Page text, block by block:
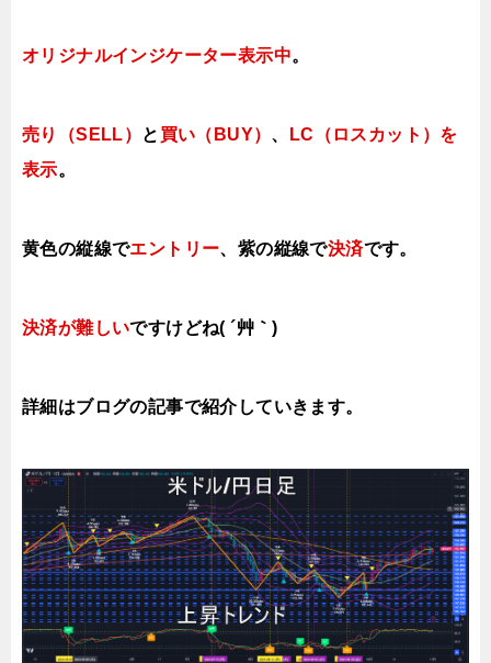
オリジナルインジケーター表示中。
売り（SELL） と 買い（BUY） 、
LC（ロスカット）を
表示。
黄色の縦線でエントリー、紫の縦線で決済です。
決済が難しいですけどね( ´艸｀)
詳細はブログの記事で紹介していきます。